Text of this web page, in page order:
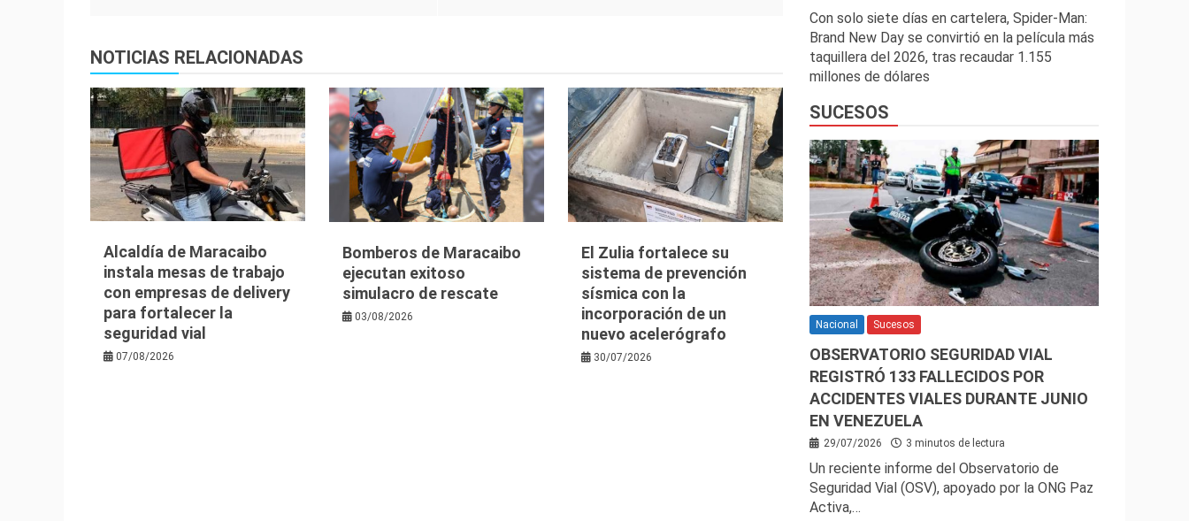
NOTICIAS RELACIONADAS
Alcaldía de Maracaibo
instala mesas de trabajo
con empresas de delivery
para fortalecer la
seguridad vial
07/08/2026
Bomberos de Maracaibo
ejecutan exitoso
simulacro de rescate
03/08/2026
El Zulia fortalece su
sistema de prevención
sísmica con la
incorporación de un
nuevo acelerógrafo
30/07/2026
Con solo siete días en cartelera, Spider-Man:
Brand New Day se convirtió en la película más
taquillera del 2026, tras recaudar 1.155
millones de dólares
SUCESOS
Nacional Sucesos
OBSERVATORIO SEGURIDAD VIAL
REGISTRÓ 133 FALLECIDOS POR
ACCIDENTES VIALES DURANTE JUNIO
EN VENEZUELA
29/07/2026 3 minutos de lectura
Un reciente informe del Observatorio de
Seguridad Vial (OSV), apoyado por la ONG Paz
Activa,…